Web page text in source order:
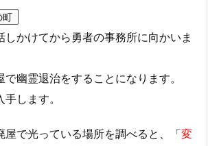
町
しかけてから勇者の事務所に向かいま
幽霊退治をすることになります。
手します。
屋で光っている場所を調べると、「変